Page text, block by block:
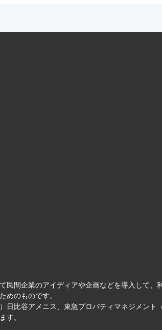
民間企業のアイディアや企画などを導入して
めのものです。
日比谷アメニス、東急プロパティマネジメン
す。